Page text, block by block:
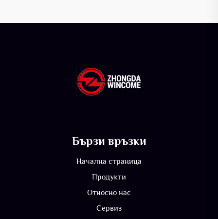
Бързи връзки
Начална страница
Продукти
Относно нас
Сервиз